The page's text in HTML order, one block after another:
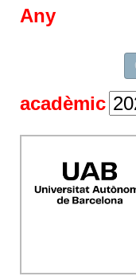
Any
acadèmic